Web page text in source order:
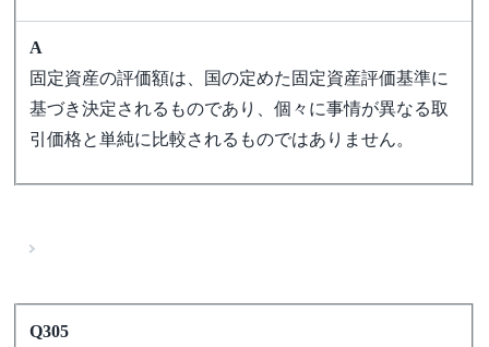
A
固定資産の評価額は、国の定めた固定資産評価基準に
基づき決定されるものであり、個々に事情が異なる取
引価格と単純に比較されるものではありません。
Q305